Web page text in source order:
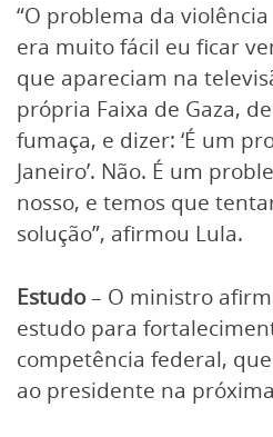
“O problema da
era muito fácil eu ficar
que apareciam na
própria Faixa de Gaza,
fumaça, e dizer: ‘É um
Janeiro’. Não. É um
nosso, e temos que
solução”, afirmou Lula.
Estudo– O ministro
estudo para
competência federal,
ao presidente na